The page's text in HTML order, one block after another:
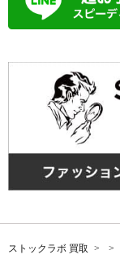
ストックラボ 買取